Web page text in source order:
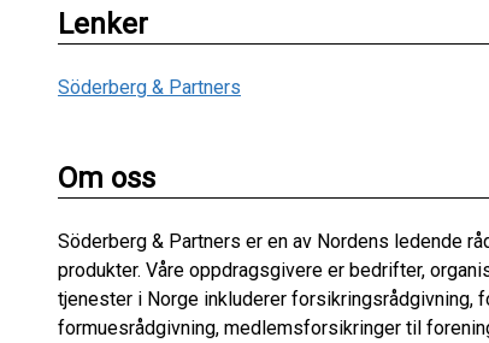
Lenker
Söderberg & Partners
Om oss
Söderberg & Partners er en av Nordens ledende
produkter. Våre oppdragsgivere er bedrifter,
tjenester i Norge inkluderer forsikringsrådgivning,
formuesrådgivning, medlemsforsikringer til